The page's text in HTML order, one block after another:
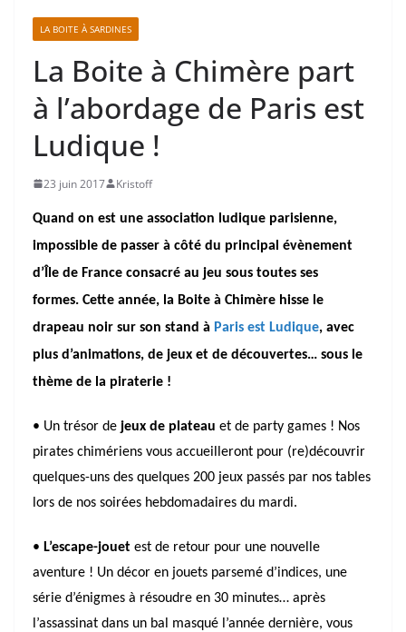
LA BOITE À SARDINES
La Boite à Chimère part
à l’abordage de Paris est
Ludique !
23 juin 2017 Kristoff
Quand on est une association ludique parisienne,
impossible de passer à côté du principal évènement
d’Île de France consacré au jeu sous toutes ses
formes. Cette année, la Boite à Chimère hisse le
drapeau noir sur son stand à Paris est Ludique, avec
plus d’animations, de jeux et de découvertes… sous le
thème de la piraterie !
• Un trésor de jeux de plateau et de party games ! Nos
pirates chimériens vous accueilleront pour (re)découvrir
quelques-uns des quelques 200 jeux passés par nos tables
lors de nos soirées hebdomadaires du mardi.
• L’escape-jouet est de retour pour une nouvelle
aventure ! Un décor en jouets parsemé d’indices, une
série d’énigmes à résoudre en 30 minutes… après
l’assassinat dans un bal masqué l’année dernière, vous